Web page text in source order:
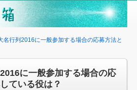
名行列2016に一般参加する場合の応募方法と
に一般参加する場合の応
ている役は？